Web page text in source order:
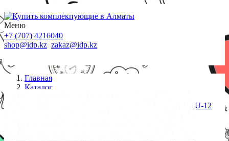
Меню
+7 (707) 4216040
shop@idp.kz zakaz@idp.kz
Главная
Каталог
Хранилище Dell/PowerVault MD3800f, 16G FC, 2U-12